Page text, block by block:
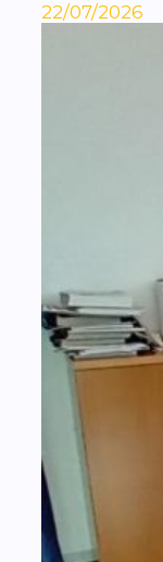
22/07/2026